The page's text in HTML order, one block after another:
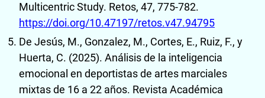
Multicentric Study. Retos, 47, 775-782.
https://doi.org/10.47197/retos.v47.94795
De Jesús, M., Gonzalez, M., Cortes, E., Ruiz, F., y
Huerta, C. (2025). Análisis de la inteligencia
emocional en deportistas de artes marciales
mixtas de 16 a 22 años. Revista Académica